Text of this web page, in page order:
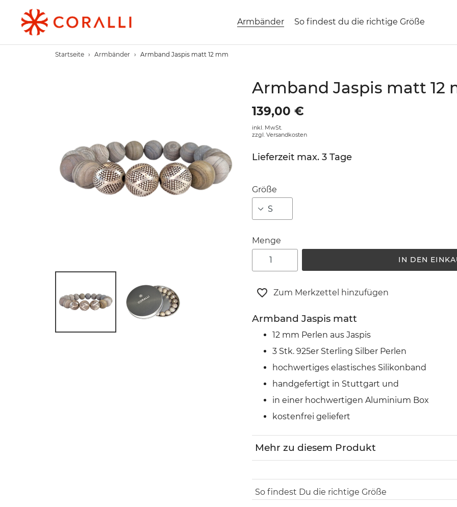
Inhalt
Armbänder
So findest du die richtige Größe
Startseite › Armbänder › Armband Jaspis matt 12 mm
Armband Jaspis matt 12
139,00 €
inkl. MwSt.
zzgl. Versandkosten
Lieferzeit max. 3 Tage
Größe
Menge
IN DEN
Zum Merkzettel hinzufügen
Armband Jaspis matt
12 mm Perlen aus Jaspis
3 Stk. 925er Sterling Silber Perlen
hochwertiges elastisches Silikonband
handgefertigt in Stuttgart und
in einer hochwertigen Aluminium Box
kostenfrei geliefert
Mehr zu diesem Produkt
Durchmesser 12
So findest Du die richtige Größe